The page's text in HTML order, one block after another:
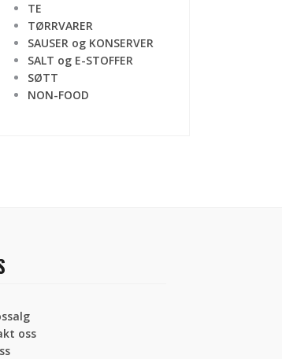
TE
TØRRVARER
SAUSER og KONSERVER
SALT og E-STOFFER
SØTT
NON-FOOD
oss